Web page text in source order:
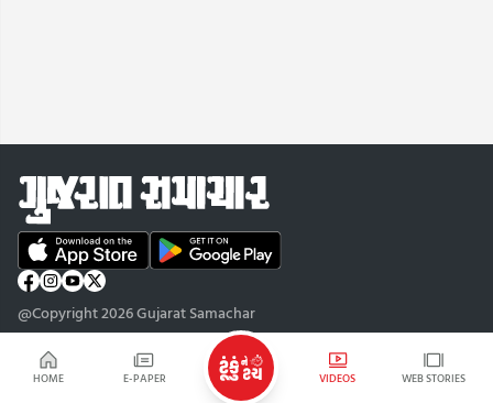
HOME E-PAPER VIDEOS WEB STORIES
@Copyright 2026 Gujarat Samachar